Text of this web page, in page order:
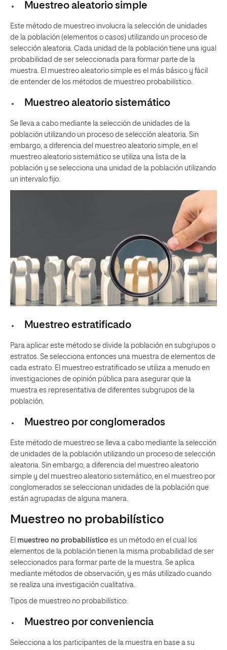
Muestreo aleatorio simple
Este método de muestreo involucra la selección de unidades
de la población (elementos o casos) utilizando un proceso de
selección aleatoria. Cada unidad de la población tiene una igual
probabilidad de ser seleccionada para formar parte de la
muestra. El muestreo aleatorio simple es el más básico y fácil
de entender de los métodos de muestreo probabilístico.
Muestreo aleatorio sistemático
Se lleva a cabo mediante la selección de unidades de la
población utilizando un proceso de selección aleatoria. Sin
embargo, a diferencia del muestreo aleatorio simple, en el
muestreo aleatorio sistemático se utiliza una lista de la
población y se selecciona una unidad de la población utilizando
un intervalo fijo.
Muestreo estratificado
Para aplicar este método se divide la población en subgrupos o
estratos. Se selecciona entonces una muestra de elementos de
cada estrato. El muestreo estratificado se utiliza a menudo en
investigaciones de opinión pública para asegurar que la
muestra es representativa de diferentes subgrupos de la
población.
Muestreo por conglomerados
Este método de muestreo se lleva a cabo mediante la selección
de unidades de la población utilizando un proceso de selección
aleatoria. Sin embargo, a diferencia del muestreo aleatorio
simple y del muestreo aleatorio sistemático, en el muestreo por
conglomerados se seleccionan unidades de la población que
están agrupadas de alguna manera.
Muestreo no probabilístico
El muestreo no probabilístico es un método en el cual los
elementos de la población tienen la misma probabilidad de ser
seleccionados para formar parte de la muestra. Se aplica
mediante métodos de observación, y es más utilizado cuando
se realiza una investigación cualitativa.
Tipos de muestreo no probabilístico:
Muestreo por conveniencia
Selecciona a los participantes de la muestra en base a su